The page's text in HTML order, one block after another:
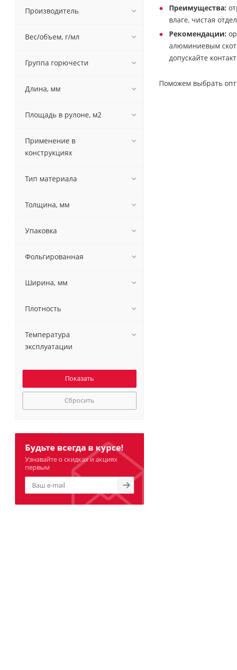
Преимущества:
влаге, чистая
Рекомендации:
алюминиевым
допускайте
Поможем выбрать
Производитель
Вес/объем, г/мл
Группа горючести
Длина, мм
Площадь в рулоне, м2
Применение в
конструкциях
Тип материала
Толщина, мм
Упаковка
Фольгированная
Ширина, мм
Плотность
Температура
эксплуатации
Сбросить
Будьте всегда в курсе!
Узнавайте о скидках и акциях
первым